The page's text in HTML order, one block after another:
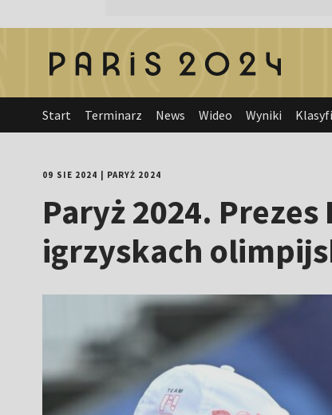
Start Terminarz News Wideo Wyniki
09 SIE 2024 PARYŻ 2024
Paryż 2024.
igrzyskach